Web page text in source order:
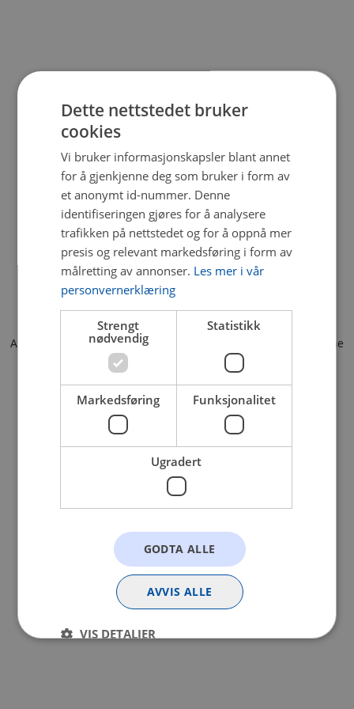
Application error: a client-side exception has occurred (see the
browser console for more information).
Dette nettstedet bruker
cookies
Vi bruker informasjonskapsler blant annet
for å gjenkjenne deg som bruker i form av
et anonymt id-nummer. Denne
identifiseringen gjøres for å analysere
trafikken på nettstedet og for å oppnå mer
presis og relevant markedsføring i form av
målretting av annonser. Les mer i vår
personvernerklæring
Strengt
nødvendig
Statistikk
Markedsføring Funksjonalitet
Ugradert
GODTA ALLE
AVVIS ALLE
VIS DETALJER